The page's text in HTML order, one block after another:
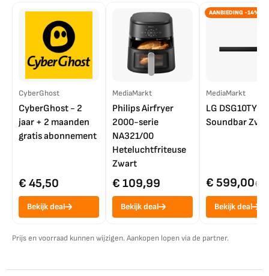
CyberGhost
CyberGhost - 2
jaar + 2 maanden
gratis abonnement
€ 45,50
Bekijk deal
MediaMarkt
Philips Airfryer
2000-serie
NA321/00
Heteluchtfriteuse
Zwart
€ 109,99
Bekijk deal
AANBIEDING -14%
MediaMarkt
LG DSG10TY
Soundbar
€ 599,00€
Bekijk deal
Prijs en voorraad kunnen wijzigen. Aankopen lopen via de partner.